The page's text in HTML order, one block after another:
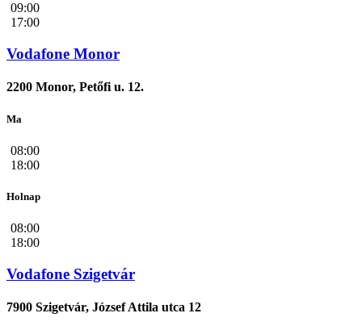
09:00
17:00
Vodafone Monor
2200 Monor, Petőfi u. 12.
Ma
08:00
18:00
Holnap
08:00
18:00
Vodafone Szigetvár
7900 Szigetvár, József Attila utca 12